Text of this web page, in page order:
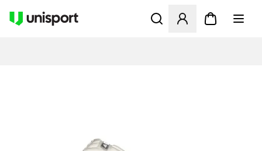
Åbner en Modal til at